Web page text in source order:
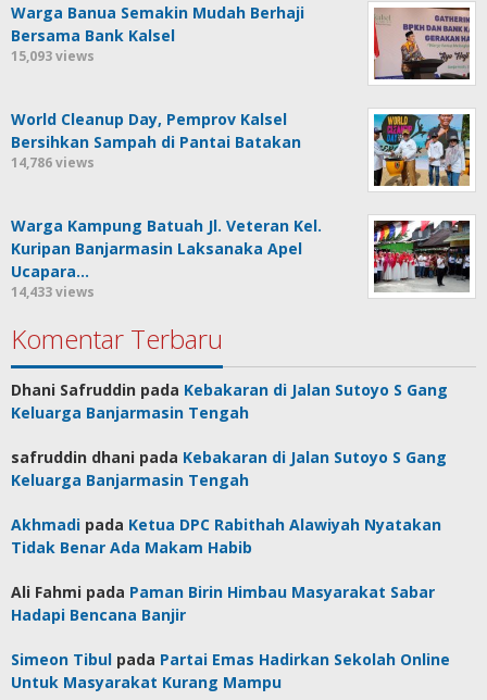
Warga Banua Semakin Mudah Berhaji
Bersama Bank Kalsel
15,093 views
World Cleanup Day, Pemprov Kalsel
Bersihkan Sampah di Pantai Batakan
14,786 views
Warga Kampung Batuah Jl. Veteran Kel.
Kuripan Banjarmasin Laksanaka Apel
Ucapara…
14,433 views
Komentar Terbaru
Dhani Safruddin pada Kebakaran di Jalan Sutoyo S Gang
Keluarga Banjarmasin Tengah
safruddin dhani pada Kebakaran di Jalan Sutoyo S Gang
Keluarga Banjarmasin Tengah
Akhmadi pada Ketua DPC Rabithah Alawiyah Nyatakan
Tidak Benar Ada Makam Habib
Ali Fahmi pada Paman Birin Himbau Masyarakat Sabar
Hadapi Bencana Banjir
Simeon Tibul pada Partai Emas Hadirkan Sekolah Online
Untuk Masyarakat Kurang Mampu